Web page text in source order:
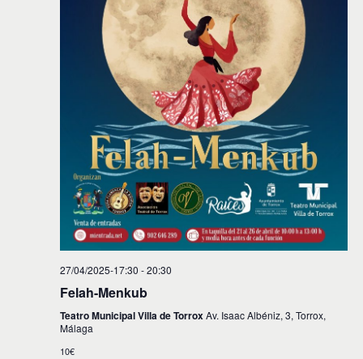
27/04/2025-17:30 -20:30
Felah-Menkub
Teatro Municipal Villa de TorroxAv. Isaac Albéniz, 3, Torrox,
Málaga
10€